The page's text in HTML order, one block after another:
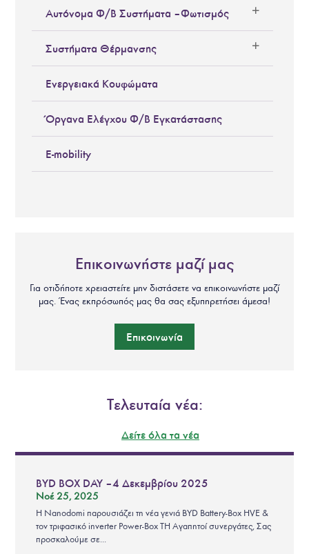
Αυτόνομα Φ/Β Συστήματα – Φωτισμός
Συστήματα Θέρμανσης
Ενεργειακά Κουφώματα
Όργανα Ελέγχου Φ/Β Εγκατάστασης
E-mobility
Επικοινωνήστε μαζί μας
Για οτιδήποτε χρειαστείτε μην διστάσετε να επικοινωνήστε μαζί
μας. Ένας εκπρόσωπός μας θα σας εξυπηρετήσει άμεσα!
Επικοινωνία
Τελευταία νέα:
Δείτε όλα τα νέα
BYD BOX DAY – 4 Δεκεμβρίου 2025
Νοέ 25, 2025
Η Nanodomi παρουσιάζει τη νέα γενιά BYD Battery-Box HVE &
τον τριφασικό inverter Power-Box TH Αγαπητοί συνεργάτες, Σας
προσκαλούμε σε...